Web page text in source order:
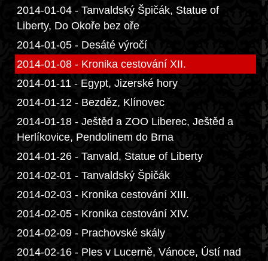
2014-01-04 - Tanvaldský Špičák, Statue of
Liberty, Do Okoře bez oře
2014-01-05 - Desáté výročí
2014-01-08 - Kronika cestování XII.
2014-01-11 - Egypt, Jizerské hory
2014-01-12 - Bezděz, Klínovec
2014-01-18 - Ještěd a ZOO Liberec, Ještěd a
Herlíkovice, Pendolinem do Brna
2014-01-26 - Tanvald, Statue of Liberty
2014-02-01 - Tanvaldský Špičák
2014-02-03 - Kronika cestování XIII.
2014-02-05 - Kronika cestování XIV.
2014-02-09 - Prachovské skály
2014-02-16 - Ples v Lucerně, Vánoce, Ústí nad